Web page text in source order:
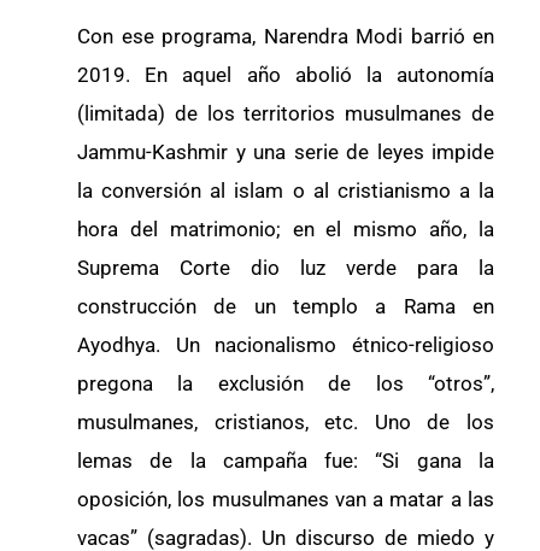
Con ese programa, Narendra Modi barrió en
2019. En aquel año abolió la autonomía
(limitada) de los territorios musulmanes de
Jammu-Kashmir y una serie de leyes impide
la conversión al islam o al cristianismo a la
hora del matrimonio; en el mismo año, la
Suprema Corte dio luz verde para la
construcción de un templo a Rama en
Ayodhya. Un nacionalismo étnico-religioso
pregona la exclusión de los “otros”,
musulmanes, cristianos, etc. Uno de los
lemas de la campaña fue: “Si gana la
oposición, los musulmanes van a matar a las
vacas” (sagradas). Un discurso de miedo y